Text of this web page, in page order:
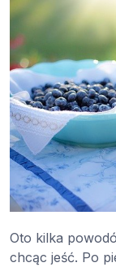
Oto kilka
chcąc jeść. Po